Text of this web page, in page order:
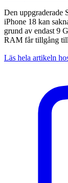
Den uppgraderade
iPhone 18 kan
grund av endast 9
RAM får tillgång
Läs hela artikeln